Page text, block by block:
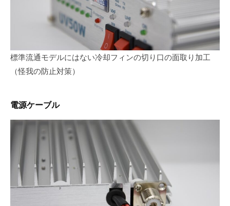
標準流通モデルにはない冷却フィンの切り口の面取り加工
（怪我の防止対策）
電源ケーブル